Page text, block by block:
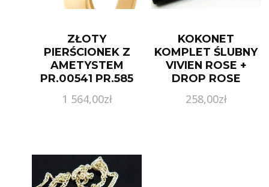
ZŁOTY
PIERŚCIONEK Z
AMETYSTEM
PR.00541 PR.585
1 564,00zł
KOKONET
KOMPLET ŚLUBNY
VIVIEN ROSE +
DROP ROSE
258,00zł